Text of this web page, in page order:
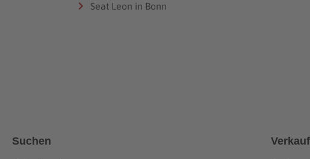
Seat Leon in Bonn
Suchen